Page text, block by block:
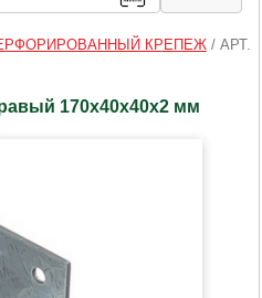
КРЕПЕЖ/ АРТ.
170х40х40х2 мм